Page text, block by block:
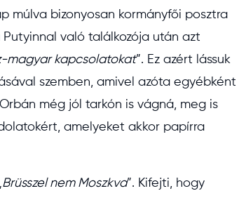
múlva bizonyosan kormányfői posztra
való találkozója után azt
magyar kapcsolatokat”. Ez azért lássuk
szemben, amivel azóta egyébként
még jól tarkón is vágná, meg is
amelyeket akkor papírra
Brüsszel nem Moszkva”. Kifejti, hogy